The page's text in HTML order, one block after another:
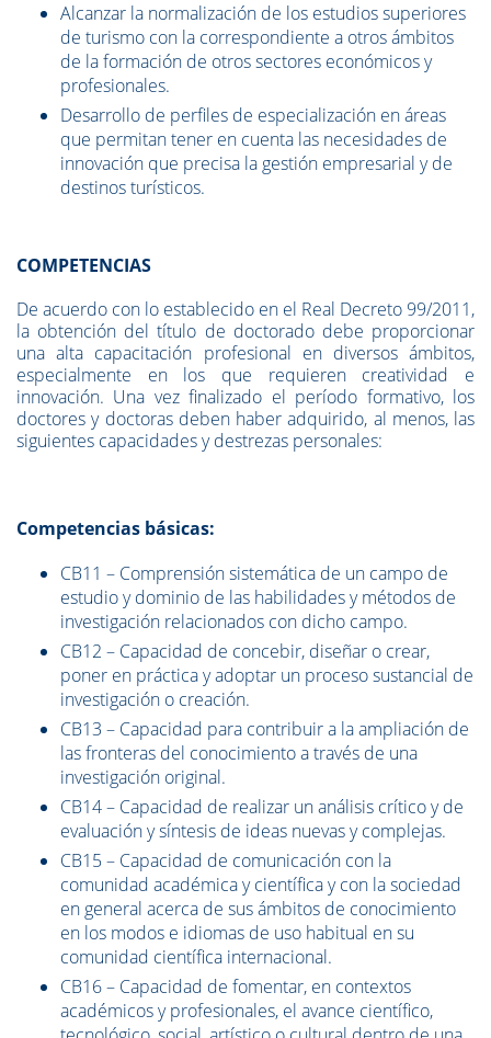
Alcanzar la normalización de los estudios superiores
de turismo con la correspondiente a otros ámbitos
de la formación de otros sectores económicos y
profesionales.
Desarrollo de perfiles de especialización en áreas
que permitan tener en cuenta las necesidades de
innovación que precisa la gestión empresarial y de
destinos turísticos.
COMPETENCIAS
De acuerdo con lo establecido en el Real Decreto 99/2011,
la obtención del título de doctorado debe proporcionar
una alta capacitación profesional en diversos ámbitos,
especialmente en los que requieren creatividad e
innovación. Una vez finalizado el período formativo, los
doctores y doctoras deben haber adquirido, al menos, las
siguientes capacidades y destrezas personales:
Competencias básicas:
CB11 – Comprensión sistemática de un campo de
estudio y dominio de las habilidades y métodos de
investigación relacionados con dicho campo.
CB12 – Capacidad de concebir, diseñar o crear,
poner en práctica y adoptar un proceso sustancial de
investigación o creación.
CB13 – Capacidad para contribuir a la ampliación de
las fronteras del conocimiento a través de una
investigación original.
CB14 – Capacidad de realizar un análisis crítico y de
evaluación y síntesis de ideas nuevas y complejas.
CB15 – Capacidad de comunicación con la
comunidad académica y científica y con la sociedad
en general acerca de sus ámbitos de conocimiento
en los modos e idiomas de uso habitual en su
comunidad científica internacional.
CB16 – Capacidad de fomentar, en contextos
académicos y profesionales, el avance científico,